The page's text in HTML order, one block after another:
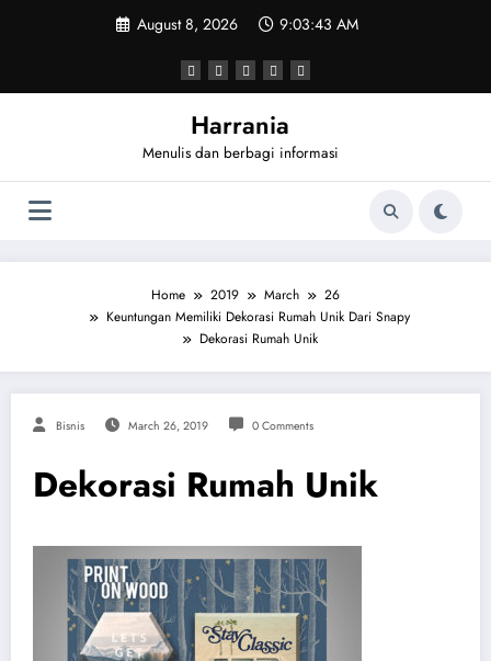
August 8, 2026 9:03:43 AM
Harrania
Menulis dan berbagi informasi
Home 2019 March
26
Keuntungan Memiliki Dekorasi Rumah Unik Dari Snapy
Dekorasi Rumah Unik
Bisnis March 26, 2019 0 Comments
Dekorasi Rumah Unik